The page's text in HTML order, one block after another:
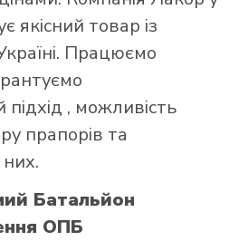
якісний товар із
Працюємо
підхід , можливість
прапорів та
Батальйон
ОПБ